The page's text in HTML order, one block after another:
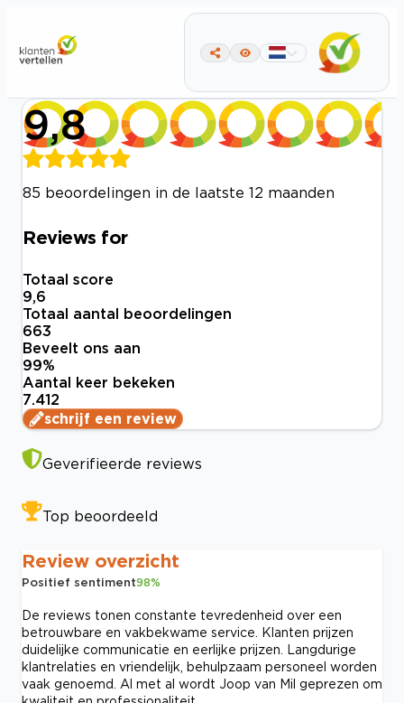
9,8
85 beoordelingen in de laatste 12 maanden
Reviews for
Totaal score
9,6
Totaal aantal beoordelingen
663
Beveelt ons aan
99%
Aantal keer bekeken
7.412
schrijf een review
Geverifieerde reviews
Top beoordeeld
Review overzicht
Positief sentiment98%
De reviews tonen constante tevredenheid over een
betrouwbare en vakbekwame service. Klanten prijzen
duidelijke communicatie en eerlijke prijzen. Langdurige
klantrelaties en vriendelijk, behulpzaam personeel worden
vaak genoemd. Al met al wordt Joop van Mil geprezen om